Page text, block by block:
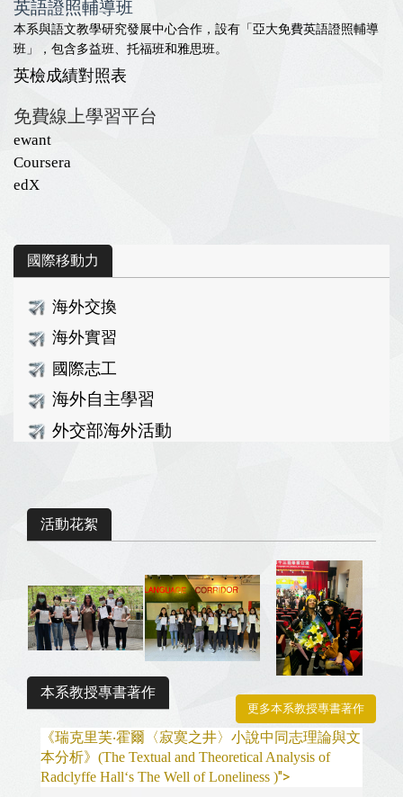
英語證照輔導班
本系與語文教學研究發展中心合作，設有「亞大免費英語證照輔導
班」，包含多益班、托福班和雅思班。
英檢成績對照表
免費線上學習平台
ewant
Coursera
edX
國際移動力
海外交換
海外實習
國際志工
海外自主學習
外交部海外活動
活動花絮
本系教授專書著作
更多本系教授專書著作
《瑞克里芙‧霍爾〈寂寞之井〉小說中同志理論與文
本分析》(The Textual and Theoretical Analysis of
Radclyffe Hall‘s The Well of Loneliness )">